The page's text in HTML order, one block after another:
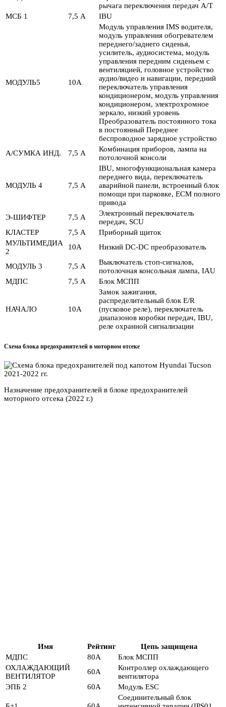
рычага переключения передач A/T
МСБ 1
7,5 А IBU
МОДУЛЬ5 10А
Модуль управления IMS водителя,
модуль управления обогревателем
переднего/заднего сиденья,
усилитель, аудиосистема, модуль
управления передним сиденьем с
вентиляцией, головное устройство
аудио/видео и навигации, передний
переключатель управления
кондиционером, модуль управления
кондиционером, электрохромное
зеркало, низкий уровень
Преобразователь постоянного тока
в постоянный Переднее
беспроводное зарядное устройство
A/СУМКА ИНД.
7,5 А
Комбинация приборов, лампа на
потолочной консоли
МОДУЛЬ 4 7,5 А
IBU, многофункциональная камера
переднего вида, переключатель
аварийной панели, встроенный блок
помощи при парковке, ECM полного
привода
Э-ШИФТЕР
7,5 А
Электронный переключатель
передач, SCU
КЛАСТЕР
7,5 А
Приборный щиток
МУЛЬТИМЕДИА
2
10А Низкий DC-DC преобразователь
МОДУЛЬ 3 7,5 А
Выключатель стоп-сигналов,
потолочная консольная лампа, IAU
МДПС
7,5 А Блок МСПП
НАЧАЛО 10А
Замок зажигания,
распределительный блок E/R
(пусковое реле), переключатель
диапазонов коробки передач, IBU,
реле охранной сигнализации
Схема блока предохранителей в моторном отсеке
Назначение предохранителей в блоке предохранителей
моторного отсека (2022 г.)
Имя Рейтинг
Цепь защищена
МДПС
80А
Блок МСПП
ОХЛАЖДАЮЩИЙ
ВЕНТИЛЯТОР
60А
Контроллер охлаждающего
вентилятора
ЭПБ 2
60А Модуль ESC
Соединительный блок